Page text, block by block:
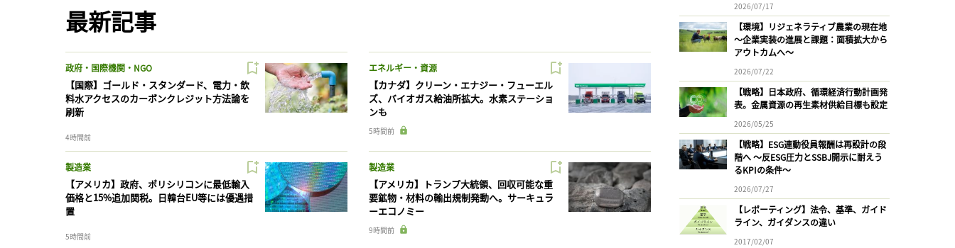
最新記事
政府・国際機関・NGO
【国際】ゴールド・スタンダード、電力・飲
料水アクセスのカーボンクレジット方法論を
刷新
4時間前
エネルギー・資源
【カナダ】クリーン・エナジー・フューエル
ズ、バイオガス給油所拡大。水素ステーショ
ンも
5時間前
製造業
【アメリカ】政府、ポリシリコンに最低輸入
価格と15%追加関税。日韓台EU等には優遇措
置
5時間前
製造業
【アメリカ】トランプ大統領、回収可能な重
要鉱物・材料の輸出規制発動へ。サーキュラ
ーエコノミー
9時間前
2026/07/17
【環境】リジェネラティブ農業の現在地
〜企業実装の進展と課題：面積拡大から
アウトカムへ〜
2026/07/22
【戦略】日本政府、循環経済行動計画発
表。金属資源の再生素材供給目標も設定
2026/05/25
【戦略】ESG連動役員報酬は再設計の段
階へ 〜反ESG圧力とSSBJ開示に耐えう
るKPIの条件〜
2026/07/27
【レポーティング】法令、基準、ガイド
ライン、ガイダンスの違い
2017/02/07